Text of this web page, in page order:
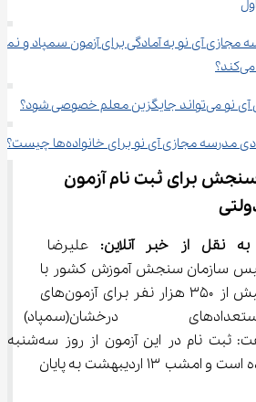
مجازی آی نو به آمادگی برای آزمون سمپاد و
معلم خصوصی شود؟
مجازی آی نو برای خانواده‌ها چیست؟
اطلاعیه سازمان سنجش برای ثبت ‌نام آزمون
نقل از خبر آنلاین: علیرضا
سازمان سنجش آموزش کشور با
بیان اینکه تا کنون بیش از ۳۵۰ هزار نفر برای آزمون‌های
ثبت‌نام کرده‌اند، گفت: ثبت نام در این آزمون از روز سه‌شنبه
۸ اردیبهشت آغاز شده است و امشب ۱۳ اردیبهشت به پایان